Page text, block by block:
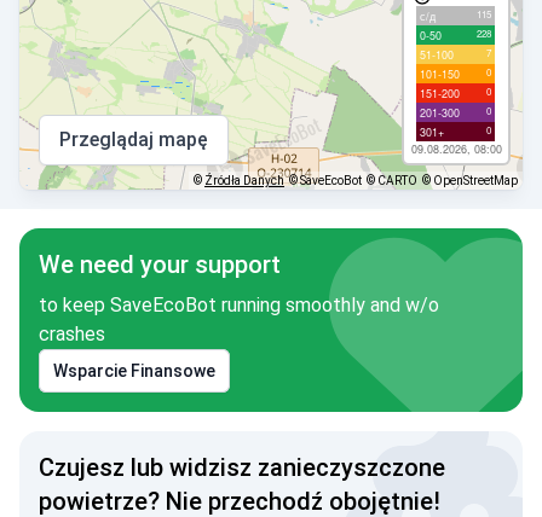
с/д 115
0-50 228
51-100 7
101-150 0
151-200 0
201-300 0
301+ 0
09.08.2026, 08:00
Przeglądaj mapę
© Źródła Danych © SaveEcoBot © CARTO © OpenStreetMap
We need your support
to keep SaveEcoBot running smoothly and w/o
crashes
Wsparcie Finansowe
Czujesz lub widzisz zanieczyszczone
powietrze? Nie przechodź obojętnie!